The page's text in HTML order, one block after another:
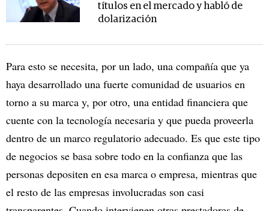
títulos en el mercado y habló de
dolarización
Para esto se necesita, por un lado, una compañía que ya
haya desarrollado una fuerte comunidad de usuarios en
torno a su marca y, por otro, una entidad financiera que
cuente con la tecnología necesaria y que pueda proveerla
dentro de un marco regulatorio adecuado. Es que este tipo
de negocios se basa sobre todo en la confianza que las
personas depositen en esa marca o empresa, mientras que
el resto de las empresas involucradas son casi